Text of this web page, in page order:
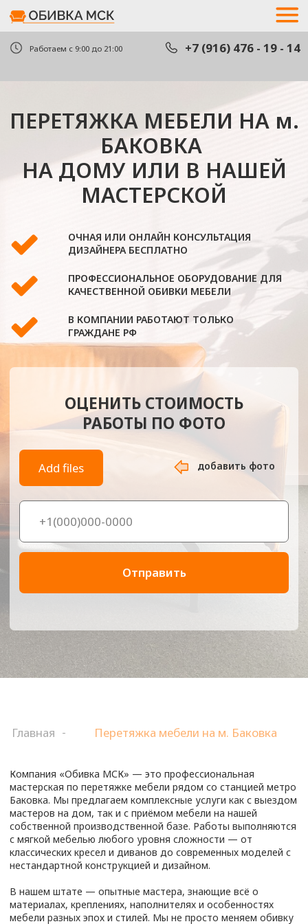
+7 (916) 476 - 19 - 14
+7 (916) 476 - 19 - 14
ПЕРЕТЯЖКА МЕБЕЛИ НА м.
НА ДОМУ ИЛИ В НАШЕЙ
МАСТЕРСКОЙ
ОЧНАЯ ИЛИ ОНЛАЙН КОНСУЛЬТАЦИЯ
ДИЗАЙНЕРА БЕСПЛАТНО
ОЦЕНИТЬ СТОИМОСТЬ
ПРОФЕССИОНАЛЬНОЕ ОБОРУДОВАНИЕ ДЛЯ
ГРАЖДАНЕ РФ
Add files
Отправить
Клиентам доступен широкий выбор тканей: от лаконичных
текстур до изысканных вариантов с орнаментами и
будет гармонично вписываться в ваш дом или офис, радуя
Компания «Обивка МСК» — это профессиональная
Баковка. Мы предлагаем комплексные услуги как с выездом
мастеров на дом, так и с приёмом мебели на нашей
собственной производственной базе. Работы выполняются
В нашем штате — опытные мастера, знающие всё о
материалах, креплениях, наполнителях и особенностях
мебели разных эпох и стилей. Мы не просто меняем обивку
— мы восстанавливаем комфорт, улучшаем конструкцию и
возвращаем эстетичный внешний вид. Благодаря
Читать далее
- Перетяжка мебели на м. Баковка
просто косметическое обновление, а полноценное
восстановление уюта и практичности в интерьере. С
течением времени даже самая качественная мебель теряет
внешний лоск, появляются потёртости, ослабляются швы, а
СТОИМОСТЬ РЕМОНТА
МЕБЕЛИ